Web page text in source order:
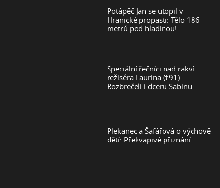
Potápěč Jan se utopil v
Hranické propasti: Tělo 186
metrů pod hladinou!
Speciální řečníci nad rakví
režiséra Laurina (†91):
Rozbrečeli i dceru Sabinu
Plekanec a Šafářová o výchově
dětí: Překvapivé přiznání